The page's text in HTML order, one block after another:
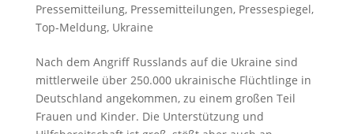
Pressemitteilung, Pressemitteilungen, Pressespiegel,
Top-Meldung, Ukraine
Nach dem Angriff Russlands auf die Ukraine sind
mittlerweile über 250.000 ukrainische Flüchtlinge in
Deutschland angekommen, zu einem großen Teil
Frauen und Kinder. Die Unterstützung und